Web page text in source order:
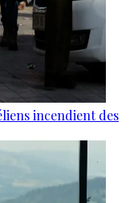
incendient des